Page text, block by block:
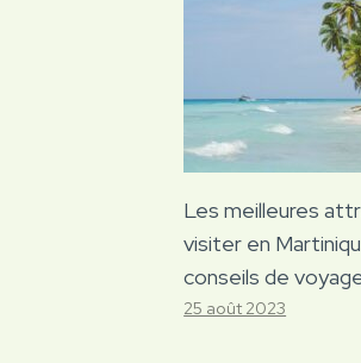
Les meilleures
visiter en
conseils de
25 août 2023